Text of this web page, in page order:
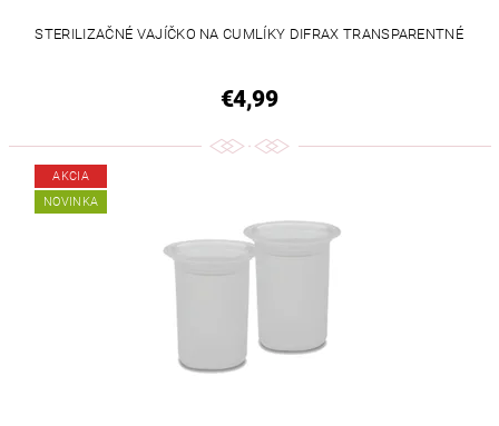
STERILIZAČNÉ VAJÍČKO NA CUMLÍKY DIFRAX TRANSPARENTNÉ
€4,99
AKCIA
NOVINKA